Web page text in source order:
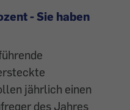
- Sie haben
jährlich einen
des Jahres